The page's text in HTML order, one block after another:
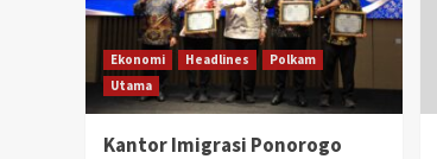
Ekonomi Headlines
Polkam
Utama
Kantor Imigrasi Ponorogo